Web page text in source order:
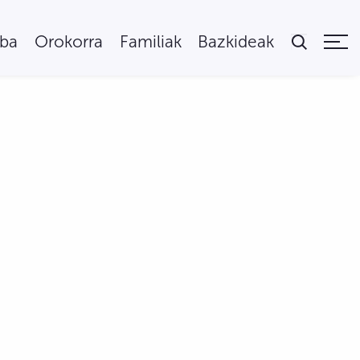
Orokorra Familiak Bazkideak